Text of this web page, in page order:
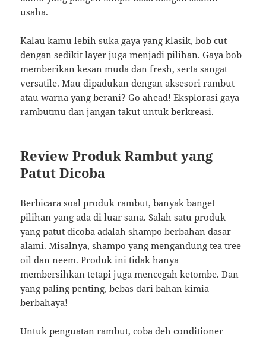
usaha.
Kalau kamu lebih suka gaya yang klasik, bob cut
dengan sedikit layer juga menjadi pilihan. Gaya bob
memberikan kesan muda dan fresh, serta sangat
versatile. Mau dipadukan dengan aksesori rambut
atau warna yang berani? Go ahead! Eksplorasi gaya
rambutmu dan jangan takut untuk berkreasi.
Review Produk Rambut yang
Patut Dicoba
Berbicara soal produk rambut, banyak banget
pilihan yang ada di luar sana. Salah satu produk
yang patut dicoba adalah shampo berbahan dasar
alami. Misalnya, shampo yang mengandung tea tree
oil dan neem. Produk ini tidak hanya
membersihkan tetapi juga mencegah ketombe. Dan
yang paling penting, bebas dari bahan kimia
berbahaya!
Untuk penguatan rambut, coba deh conditioner